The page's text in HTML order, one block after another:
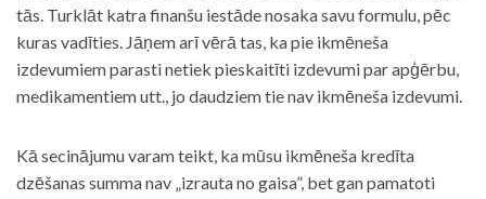
tās. Turklāt katra finanšu iestāde nosaka savu formulu, pēc
kuras vadīties. Jāņem arī vērā tas, ka pie ikmēneša
izdevumiem parasti netiek pieskaitīti izdevumi par apģērbu,
medikamentiem utt., jo daudziem tie nav ikmēneša izdevumi.
Kā secinājumu varam teikt, ka mūsu ikmēneša kredīta
dzēšanas summa nav „izrauta no gaisa”, bet gan pamatoti